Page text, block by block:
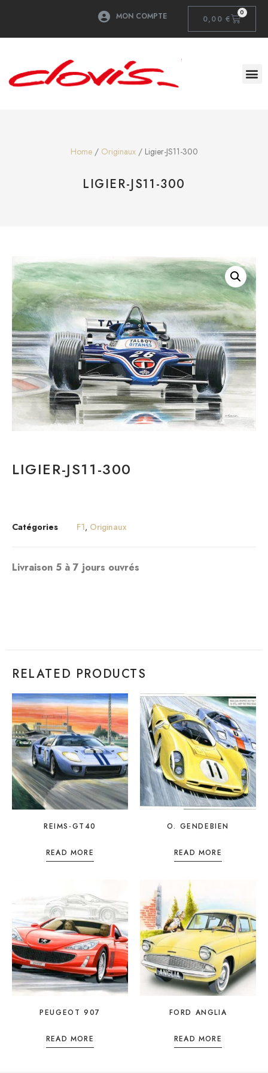
MON COMPTE 0,00€
0
Home/ Originaux/ Ligier-JS11-300
LIGIER-JS11-300
LIGIER-JS11-300
Catégories F1, Originaux
Livraison 5 à 7 jours ouvrés
RELATED PRODUCTS
REIMS-GT40
READ MORE
O. GENDEBIEN
READ MORE
PEUGEOT 907
READ MORE
FORD ANGLIA
READ MORE